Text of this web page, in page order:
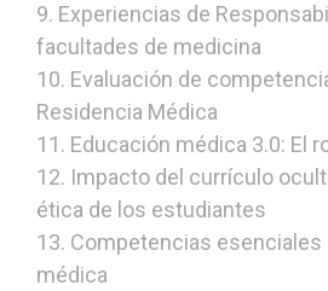
9. Experiencias de
facultades de medicina
10. Evaluación de
Residencia Médica
11. Educación médica 3.0: El
12. Impacto del currículo
ética de los estudiantes
13. Competencias esenciales
médica